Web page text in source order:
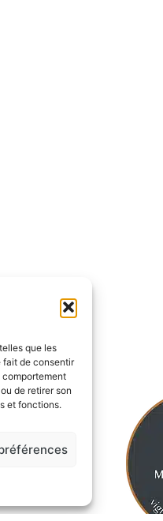
que les
fait de consentir
comportement
de retirer son
et fonctions.